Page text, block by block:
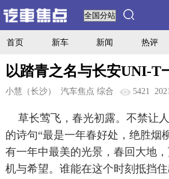
首页 新车 新闻 热评
以踏青之名与长安UNI-T
小慧（长沙） 汽车焦点 综合 5421
草长莺飞，春光初露。不禁让
的诗句“最是一年春好处，绝胜烟
有一年中最美的光景，春回大地
机与希望。谁能在这个时刻抵挡